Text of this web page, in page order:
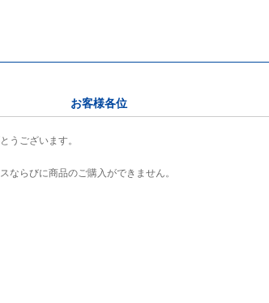
お客様各位
うございます。
ならびに商品のご購入ができません。